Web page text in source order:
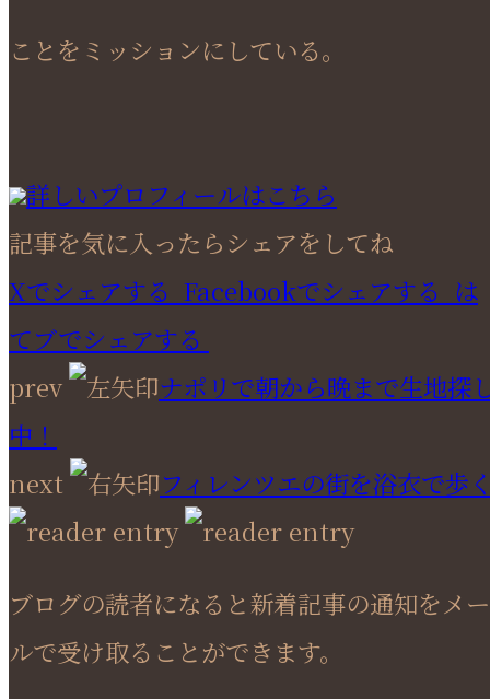
ことをミッションにしている。
詳しいプロフィールはこちら
記事を気に入ったらシェアをしてね
Xでシェアする Facebookでシェアする は
てブでシェアする
prev
ナポリで朝から晩まで生地探
中！
next
フィレンツエの街を浴衣で歩
ブログの読者になると新着記事の通知をメー
ルで受け取ることができます。